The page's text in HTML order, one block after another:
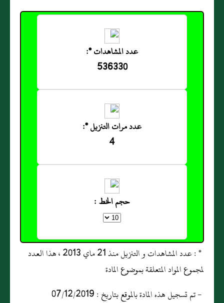
عدد المشاهدات *:
536330
عدد مرات التنزيل *:
4
حجم الخط :
* : عدد المشاهدات و التنزيل منذ 21 ماي 2013 ، هذا العدد
لمجموع المواد المتعلقة بموضوع المادة
- تم تسجيل هذه المادة بالموقع بتاريخ : 07/12/2019